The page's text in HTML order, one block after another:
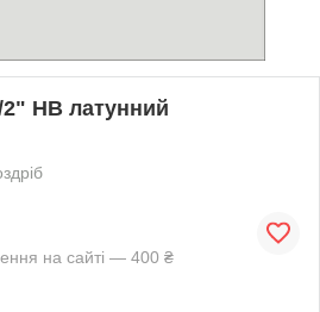
2" НВ латунний
на сайті — 400 ₴